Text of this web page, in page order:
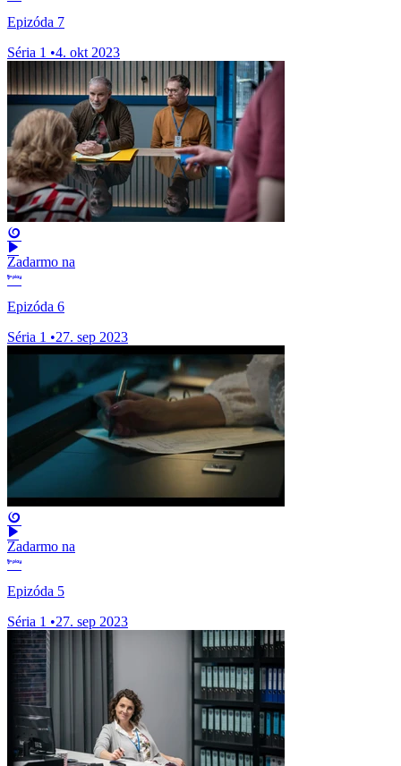
Epizóda 7
Séria 1 •4. okt 2023
Zadarmo na
Epizóda 6
Séria 1 •27. sep 2023
Zadarmo na
Epizóda 5
Séria 1 •27. sep 2023